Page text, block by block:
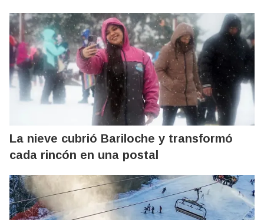
La nieve cubrió Bariloche y transformó
cada rincón en una postal